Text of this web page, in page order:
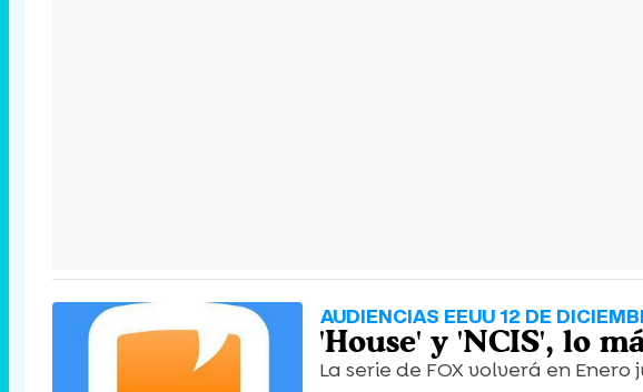
AUDIENCIAS EEUU 12 DE
'House' y 'NCIS', lo
La serie de FOX volverá en